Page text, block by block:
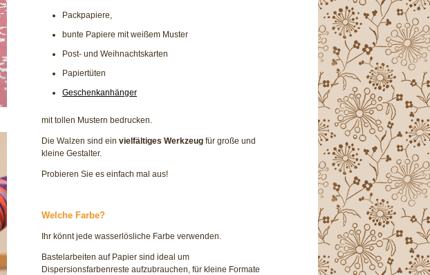
Packpapiere,
bunte Papiere mit weißem Muster
Post- und Weihnachtskarten
Papiertüten
Geschenkanhänger
mit tollen Mustern bedrucken.
Die Walzen sind ein vielfältiges Werkzeug für große und
kleine Gestalter.
Probieren Sie es einfach mal aus!
Welche Farbe?
Ihr könnt jede wasserlösliche Farbe verwenden.
Bastelarbeiten auf Papier sind ideal um
Dispersionsfarbenreste aufzubrauchen, für kleine Formate